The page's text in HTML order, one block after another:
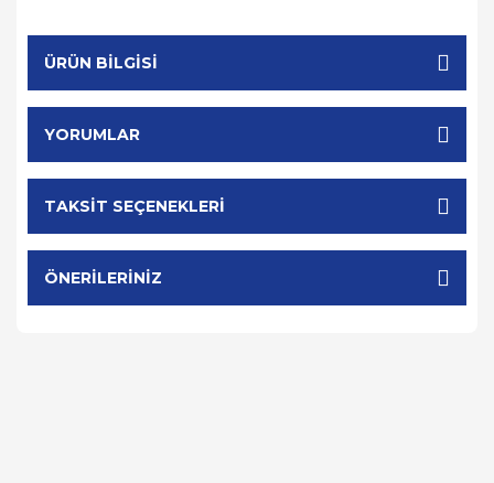
ÜRÜN BILGISI
YORUMLAR
TAKSIT SEÇENEKLERI
ÖNERILERINIZ